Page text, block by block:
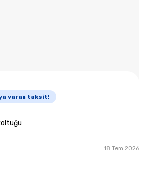
varan taksit!
18 Tem 2026